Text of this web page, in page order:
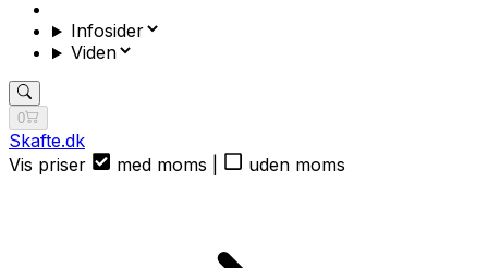
Infosider
Viden
0
Skafte.dk
Vis priser
med moms uden moms